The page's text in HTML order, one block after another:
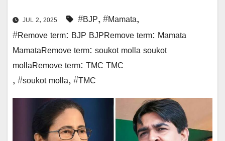
JUL 2, 2025 #BJP, #Mamata,
#Remove term: BJP BJPRemove term: Mamata
MamataRemove term: soukot molla soukot
mollaRemove term: TMC TMC
, #soukot molla, #TMC